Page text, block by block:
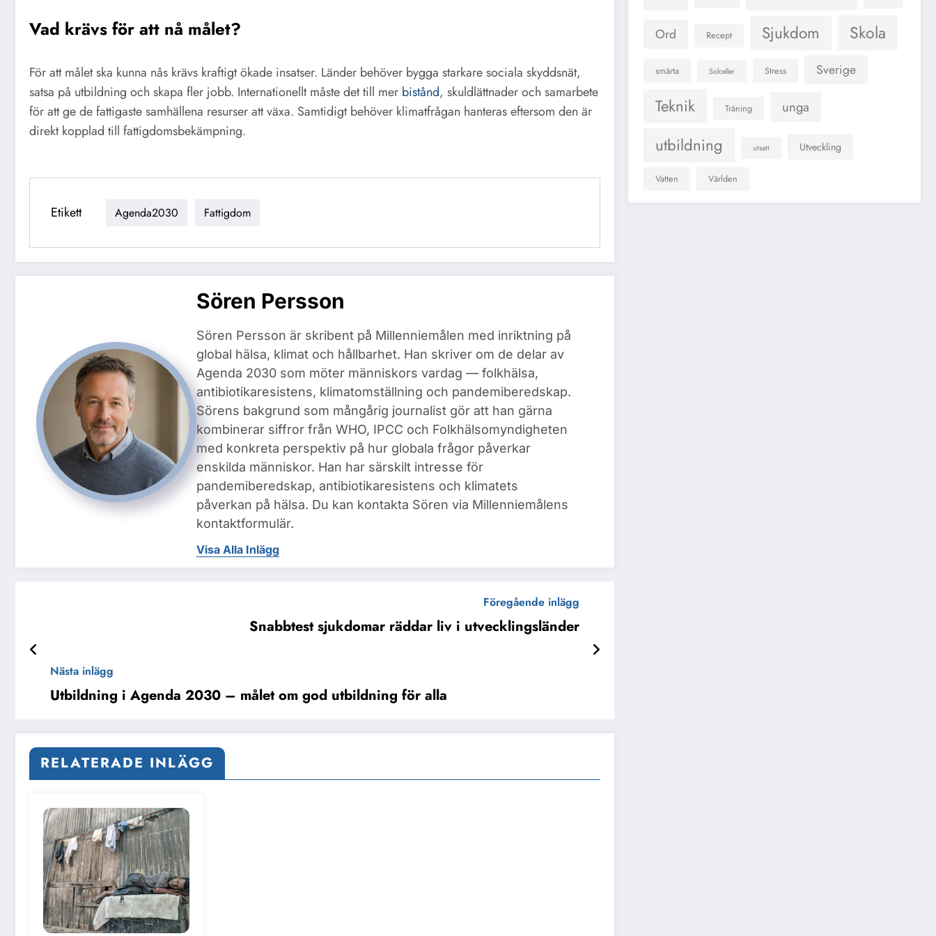
Vad krävs för att nå målet?
För att målet ska kunna nås krävs kraftigt ökade insatser. Länder behöver bygga starkare sociala skyddsnät,
satsa på utbildning och skapa fler jobb. Internationellt måste det till mer bistånd, skuldlättnader och samarbete
för att ge de fattigaste samhällena resurser att växa. Samtidigt behöver klimatfrågan hanteras eftersom den är
direkt kopplad till fattigdomsbekämpning.
Etikett Agenda2030 Fattigdom
Sören Persson
Sören Persson är skribent på Millenniemålen med inriktning på
global hälsa, klimat och hållbarhet. Han skriver om de delar av
Agenda 2030 som möter människors vardag — folkhälsa,
antibiotikaresistens, klimatomställning och pandemiberedskap.
Sörens bakgrund som mångårig journalist gör att han gärna
kombinerar siffror från WHO, IPCC och Folkhälsomyndigheten
med konkreta perspektiv på hur globala frågor påverkar
enskilda människor. Han har särskilt intresse för
pandemiberedskap, antibiotikaresistens och klimatets
påverkan på hälsa. Du kan kontakta Sören via Millenniemålens
kontaktformulär.
Visa Alla Inlägg
Föregående inlägg
Snabbtest sjukdomar räddar liv i utvecklingsländer
Nästa inlägg
Utbildning i Agenda 2030 – målet om god utbildning för alla
RELATERADE INLÄGG
Ord Recept Sjukdom Skola
smärta Solceller Stress Sverige
Teknik Träning unga
utbildning utsatt Utveckling
Vatten Världen